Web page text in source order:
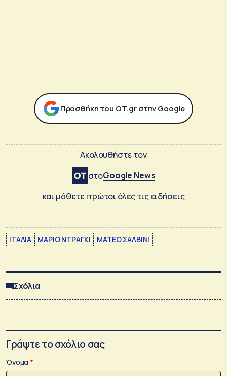
Προσθήκη του ΟΤ.gr στην Google
Ακολουθήστε τον
στοGoogle News
και μάθετε πρώτοι όλες τις ειδήσεις
ΙΤΑΛΙΑ ΜΑΡΙΟ ΝΤΡΑΓΚΙ ΜΑΤΕΟ ΣΑΛΒΙΝΙ
Σχόλια
Γράψτε το σχόλιο σας
Όνομα